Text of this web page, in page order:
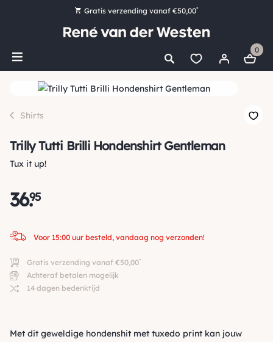
Gratis verzending vanaf €50,00*
Bestel nu, betaal later met Klarna
Ruim 16.000 artikelen op voorraad
0
Shirts
Trilly Tutti Brilli Hondenshirt Gentleman
Tux it up!
36.
95
Voor 15:00 uur besteld, vandaag nog verzonden!
Gratis verzending vanaf €50,00*
Achteraf betalen mogelijk
14 dagen bedenktijd
Met dit geweldige hondenshit met tuxedo print kan jouw